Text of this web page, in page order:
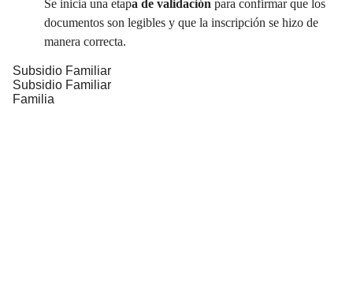
Se inicia una etapa de validación para confirmar que los
documentos son legibles y que la inscripción se hizo de
manera correcta.
Subsidio Familiar
Subsidio Familiar
Familia